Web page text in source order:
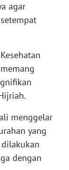
agar
menggelar
yang
dengan